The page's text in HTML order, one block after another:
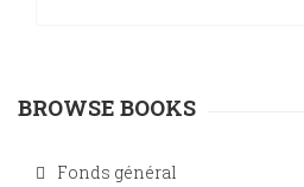
BROWSE BOOKS
Fonds général